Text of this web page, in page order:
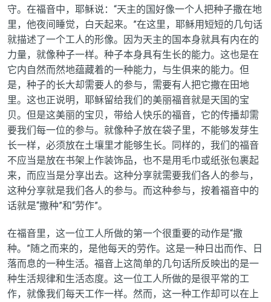
守。在福音中，耶稣说：“天主的国好像一个人把种子撒在地
里，他夜间睡觉，白天起来。”在这里，耶稣用短短的几句话
就描述了一个工人的形像。因为天主的国本身就具有内在的
力量，就像种子一样。种子本身具有生长的能力。这也是在
它内自然而然地蕴藏着的一种能力，与生俱来的能力。但
是，种子的长大却需要人的参与，需要有人把它撒在田地
里。这也正说明，耶稣留给我们的美丽福音就是天国的宝
贝。但是这美丽的宝贝，带给人快乐的福音，它的传播却需
要我们每一位的参与。就像种子放在袋子里，不能够发芽生
长一样，必须放在土壤里才能够生长。同样的，我们的福音
不应当是放在书架上作装饰品，也不是用毛巾或纸张包裹起
来，而应当是分享出去。这种分享就需要我们各人的参与，
这种分享就是我们各人的参与。而这种参与，按着福音中的
话就是“撒种”和“劳作”。
在福音里，这一位工人所做的第一个很重要的动作是“撒
种。”随之而来的，是他每天的劳作。这是一种日出而作、日
落而息的一种生活。福音上这简单的几句话所反映出的是一
种生活规律和生活态度。这一位工人所做的是很平常的工
作，就像我们每天工作一样。然而，这一种工作却可以在上